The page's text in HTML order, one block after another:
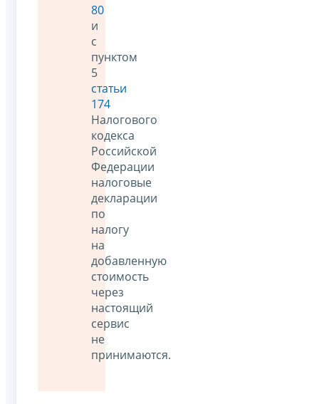
80
и
с
пунктом
5
статьи
174
Налогового
кодекса
Российской
Федерации
налоговые
декларации
по
налогу
на
добавленную
стоимость
через
настоящий
сервис
не
принимаются.